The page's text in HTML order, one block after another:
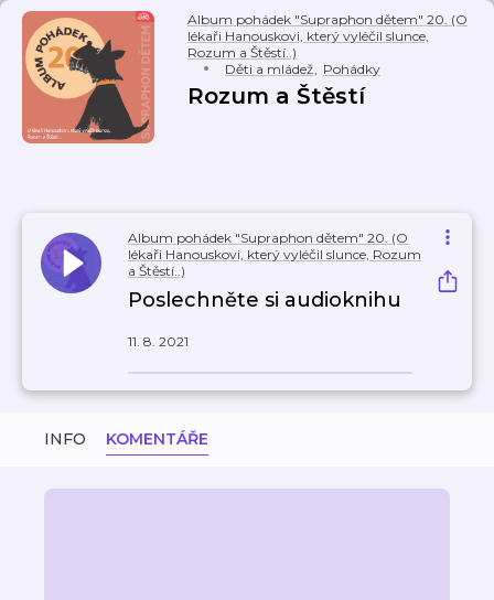
Album pohádek "Supraphon dětem" 20. (O
lékaři Hanouskovi, který vyléčil slunce,
Rozum a Štěstí..)
Děti a mládež, Pohádky
Rozum a Štěstí
Album pohádek "Supraphon dětem" 20. (O
lékaři Hanouskovi, který vyléčil slunce, Rozum
a Štěstí..)
Poslechněte si audioknihu
11. 8. 2021
INFO KOMENTÁŘE